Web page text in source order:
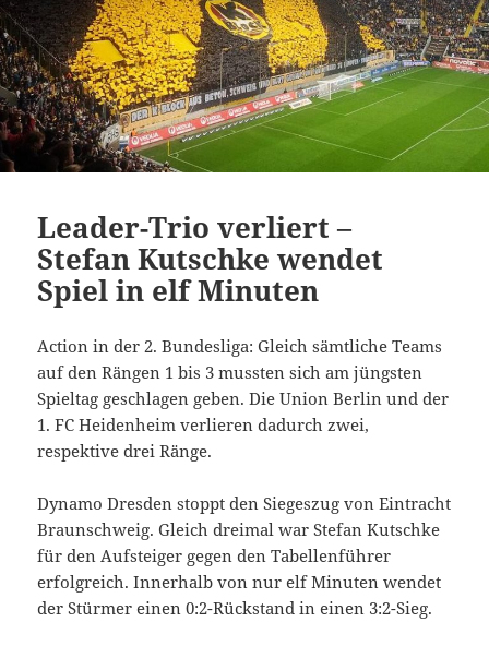
Leader-Trio verliert –
Stefan Kutschke wendet
Spiel in elf Minuten
Action in der 2. Bundesliga: Gleich sämtliche Teams
auf den Rängen 1 bis 3 mussten sich am jüngsten
Spieltag geschlagen geben. Die Union Berlin und der
1. FC Heidenheim verlieren dadurch zwei,
respektive drei Ränge.
Dynamo Dresden stoppt den Siegeszug von Eintracht
Braunschweig. Gleich dreimal war Stefan Kutschke
für den Aufsteiger gegen den Tabellenführer
erfolgreich. Innerhalb von nur elf Minuten wendet
der Stürmer einen 0:2-Rückstand in einen 3:2-Sieg.